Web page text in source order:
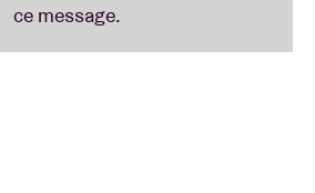
pas en live pour une
d’ores et déjà